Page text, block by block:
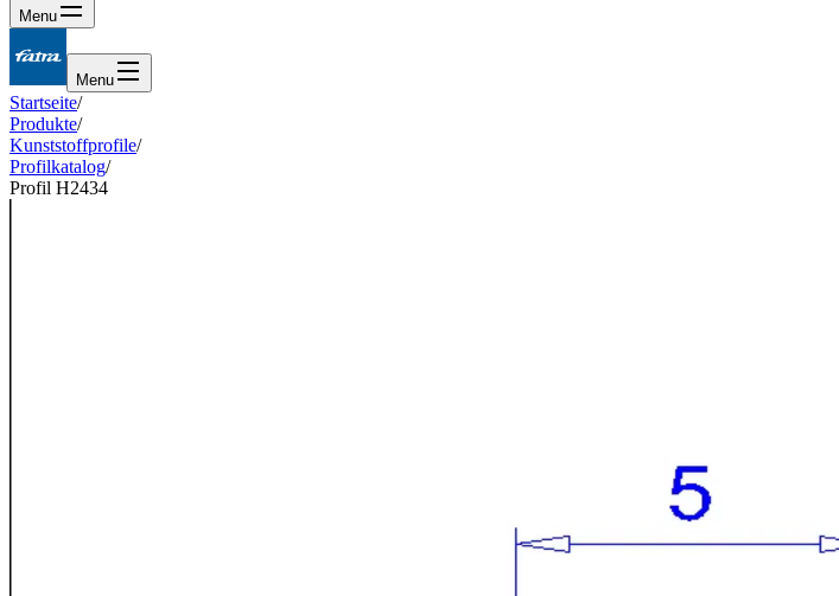
Menu
Menu
Startseite/
Produkte/
Kunststoffprofile/
Profilkatalog/
Profil H2434